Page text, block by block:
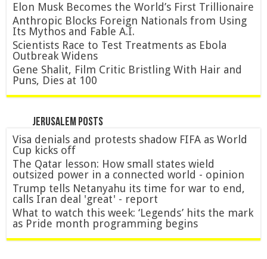
Elon Musk Becomes the World’s First Trillionaire
Anthropic Blocks Foreign Nationals from Using
Its Mythos and Fable A.I.
Scientists Race to Test Treatments as Ebola
Outbreak Widens
Gene Shalit, Film Critic Bristling With Hair and
Puns, Dies at 100
Jerusalem posts
Visa denials and protests shadow FIFA as World
Cup kicks off
The Qatar lesson: How small states wield
outsized power in a connected world - opinion
Trump tells Netanyahu its time for war to end,
calls Iran deal 'great' - report
What to watch this week: ‘Legends’ hits the mark
as Pride month programming begins